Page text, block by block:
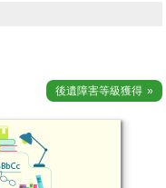
後遺障害等級獲得